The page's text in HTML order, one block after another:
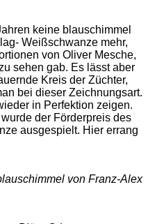
keine blauschimmel
Weißschwanze mehr,
von Oliver Mesche,
sehen gab. Es lässt aber
Kreis der Züchter,
bei dieser Zeichnungsart.
in Perfektion zeigen.
der Förderpreis des
ausgespielt. Hier errang
von Franz-Alex